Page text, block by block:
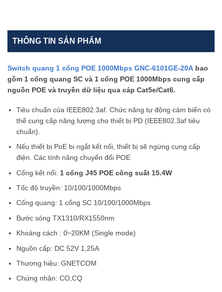
THÔNG TIN SẢN PHẨM
Switch quang 1 cổng POE 1000Mbps GNC-6101GE-20A bao
gồm 1 cổng quang SC và 1 cổng POE 1000Mbps cung cấp
nguồn POE và truyền dữ liệu qua cáp Cat5e/Cat6.
Tiêu chuẩn của IEEE802.3af. Chức năng tự động cảm biến có
thể cung cấp năng lượng cho thiết bị PD (IEEE802.3af tiêu
chuẩn).
Nếu thiết bị PoE bị ngắt kết nối, thiết bị sẽ ngừng cung cấp
điện. Các tính năng chuyển đổi POE
Cổng kết nối: 1 cổng J45 POE công suất 15.4W
Tốc độ truyền: 10/100/1000Mbps
Cổng quang: 1 cổng SC 10/100/1000Mbps
Bước sóng TX1310/RX1550nm
Khoảng cách : 0~20KM (Single mode)
Nguồn cấp: DC 52V 1,25A
Thương hiệu: GNETCOM
Chứng nhận: CO,CQ